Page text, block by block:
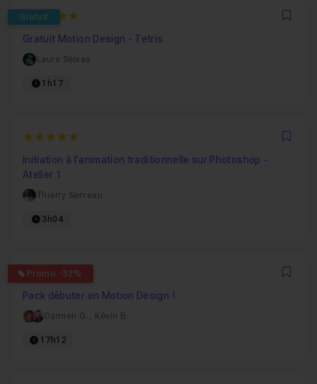
Gratuit
5
Gratuit Motion Design - Tetris
Laure Seixas
1h17
5
Initiation à l'animation traditionnelle sur Photoshop -
Atelier 1
Thierry Serveau
3h04
Promo -32%
4.7222222222222
Pack débuter en Motion Design !
Damien G. , Kévin B.
17h12